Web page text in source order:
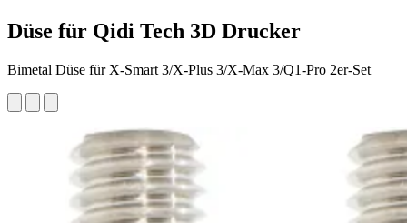
Düse für Qidi Tech 3D Drucker
Bimetal Düse für X-Smart 3/X-Plus 3/X-Max 3/Q1-Pro 2er-Set